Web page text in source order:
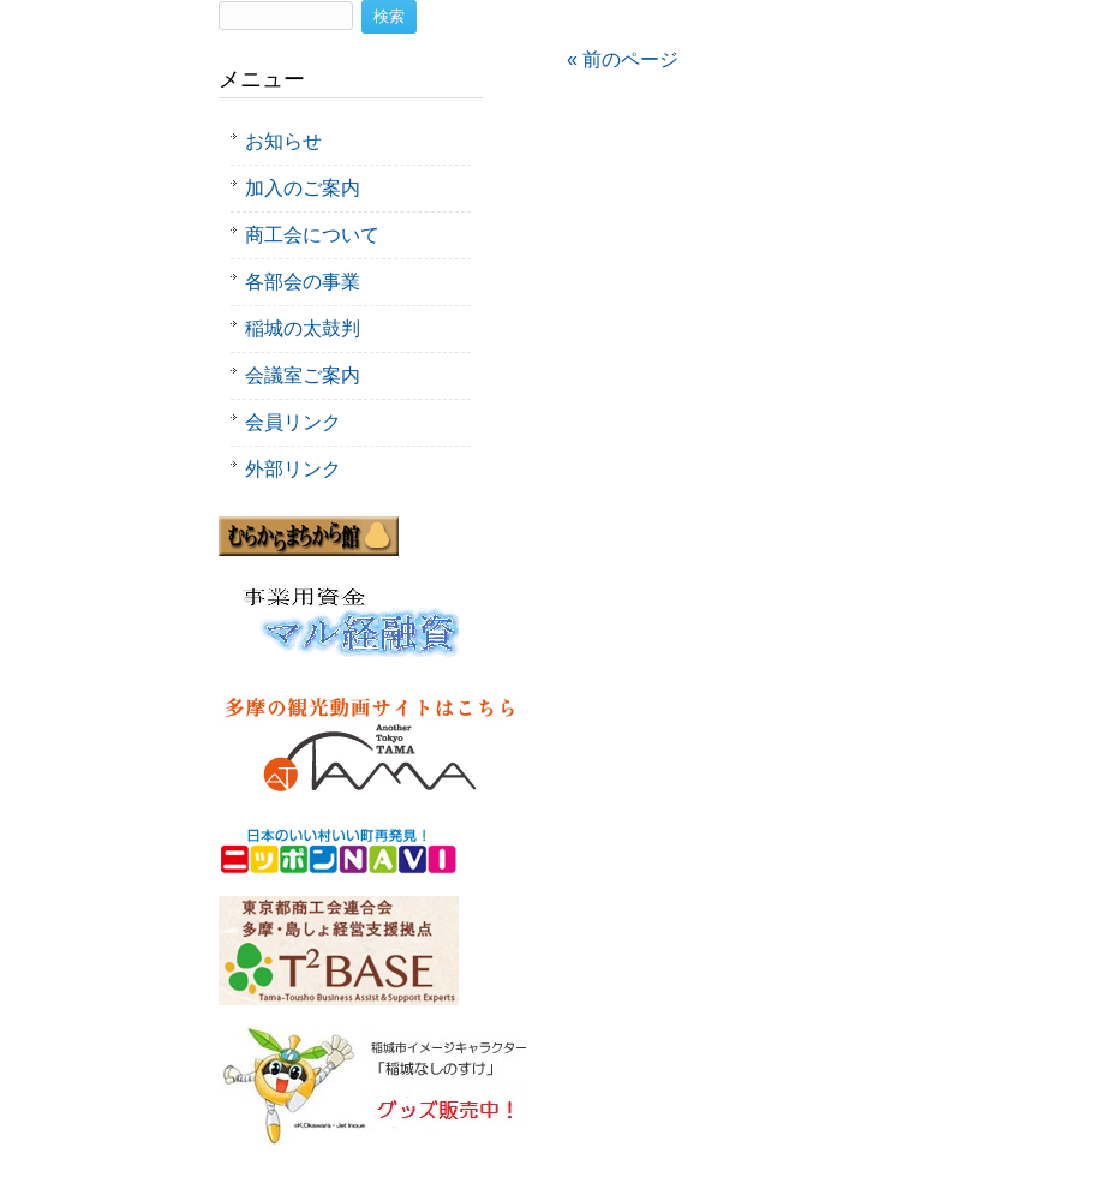
« 前のページ
メニュー
お知らせ
加入のご案内
商工会について
各部会の事業
稲城の太鼓判
会議室ご案内
会員リンク
外部リンク